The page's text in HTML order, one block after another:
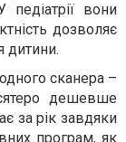
вони
дозволяє
дитини.
сканера –
дешевше
за рік завдяки
програм, як